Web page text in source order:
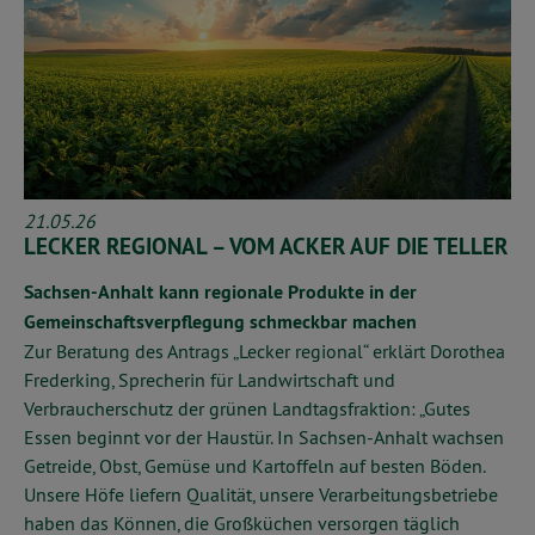
21.05.26
LECKER REGIONAL – VOM ACKER AUF DIE TELLER
Sachsen-Anhalt kann regionale Produkte in der
Gemeinschaftsverpflegung schmeckbar machen
Zur Beratung des Antrags „Lecker regional“ erklärt Dorothea
Frederking, Sprecherin für Landwirtschaft und
Verbraucherschutz der grünen Landtagsfraktion: „Gutes
Essen beginnt vor der Haustür. In Sachsen-Anhalt wachsen
Getreide, Obst, Gemüse und Kartoffeln auf besten Böden.
Unsere Höfe liefern Qualität, unsere Verarbeitungsbetriebe
haben das Können, die Großküchen versorgen täglich